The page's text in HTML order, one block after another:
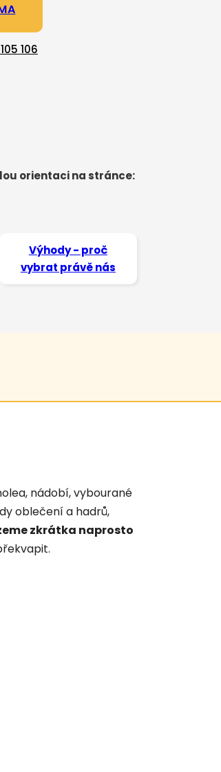
106
orientaci na stránce:
Výhody - proč
vybrat právě nás
nádobí, vybourané
oblečení a hadrů,
zkrátka naprosto